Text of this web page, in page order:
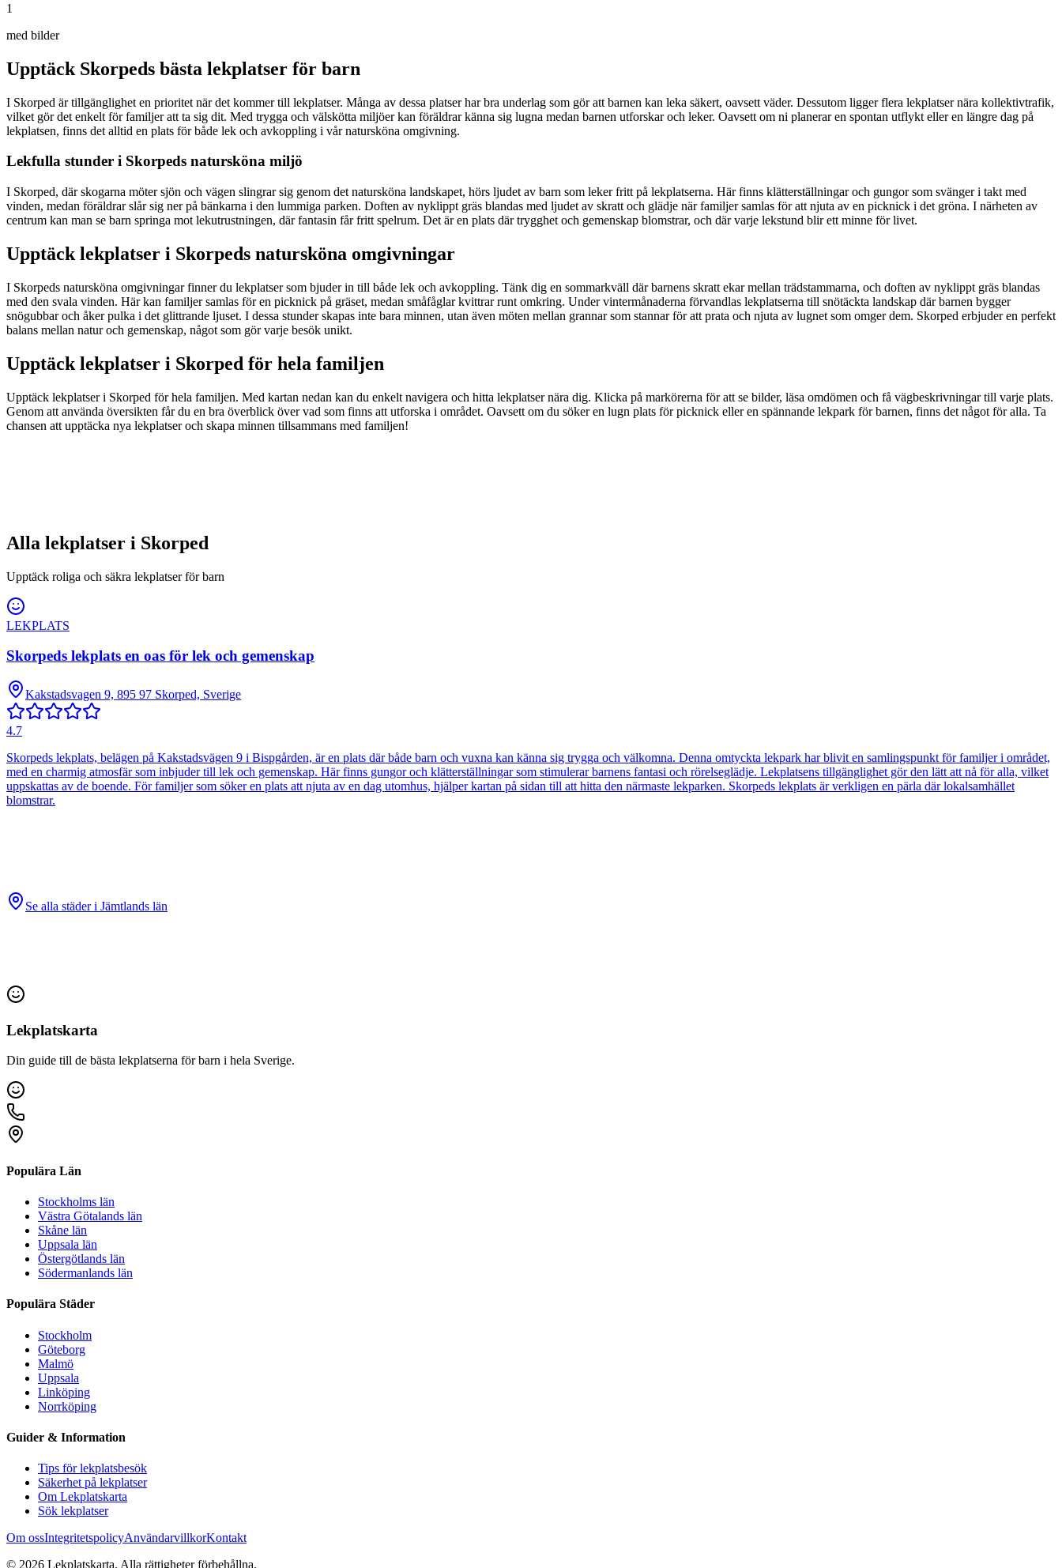
1
med bilder
Upptäck Skorpeds bästa lekplatser för barn
I Skorped är tillgänglighet en prioritet när det kommer till lekplatser. Många av dessa platser har bra underlag som gör att barnen kan leka säkert, oavsett väder. Dessutom ligger flera lekplatser nära kollektivtrafik,
vilket gör det enkelt för familjer att ta sig dit. Med trygga och välskötta miljöer kan föräldrar känna sig lugna medan barnen utforskar och leker. Oavsett om ni planerar en spontan utflykt eller en längre dag på
lekplatsen, finns det alltid en plats för både lek och avkoppling i vår natursköna omgivning.
Lekfulla stunder i Skorpeds natursköna miljö
I Skorped, där skogarna möter sjön och vägen slingrar sig genom det natursköna landskapet, hörs ljudet av barn som leker fritt på lekplatserna. Här finns klätterställningar och gungor som svänger i takt med
vinden, medan föräldrar slår sig ner på bänkarna i den lummiga parken. Doften av nyklippt gräs blandas med ljudet av skratt och glädje när familjer samlas för att njuta av en picknick i det gröna. I närheten av
centrum kan man se barn springa mot lekutrustningen, där fantasin får fritt spelrum. Det är en plats där trygghet och gemenskap blomstrar, och där varje lekstund blir ett minne för livet.
Upptäck lekplatser i Skorpeds natursköna omgivningar
I Skorpeds natursköna omgivningar finner du lekplatser som bjuder in till både lek och avkoppling. Tänk dig en sommarkväll där barnens skratt ekar mellan trädstammarna, och doften av nyklippt gräs blandas
med den svala vinden. Här kan familjer samlas för en picknick på gräset, medan småfåglar kvittrar runt omkring. Under vintermånaderna förvandlas lekplatserna till snötäckta landskap där barnen bygger
snögubbar och åker pulka i det glittrande ljuset. I dessa stunder skapas inte bara minnen, utan även möten mellan grannar som stannar för att prata och njuta av lugnet som omger dem. Skorped erbjuder en perfekt
balans mellan natur och gemenskap, något som gör varje besök unikt.
Upptäck lekplatser i Skorped för hela familjen
Upptäck lekplatser i Skorped för hela familjen. Med kartan nedan kan du enkelt navigera och hitta lekplatser nära dig. Klicka på markörerna för att se bilder, läsa omdömen och få vägbeskrivningar till varje plats.
Genom att använda översikten får du en bra överblick över vad som finns att utforska i området. Oavsett om du söker en lugn plats för picknick eller en spännande lekpark för barnen, finns det något för alla. Ta
chansen att upptäcka nya lekplatser och skapa minnen tillsammans med familjen!
Alla lekplatser i Skorped
Upptäck roliga och säkra lekplatser för barn
LEKPLATS
Skorpeds lekplats en oas för lek och gemenskap
Kakstadsvagen 9, 895 97 Skorped, Sverige
4.7
Skorpeds lekplats, belägen på Kakstadsvägen 9 i Bispgården, är en plats där både barn och vuxna kan känna sig trygga och välkomna. Denna omtyckta lekpark har blivit en samlingspunkt för familjer i området,
med en charmig atmosfär som inbjuder till lek och gemenskap. Här finns gungor och klätterställningar som stimulerar barnens fantasi och rörelseglädje. Lekplatsens tillgänglighet gör den lätt att nå för alla, vilket
uppskattas av de boende. För familjer som söker en plats att njuta av en dag utomhus, hjälper kartan på sidan till att hitta den närmaste lekparken. Skorpeds lekplats är verkligen en pärla där lokalsamhället
blomstrar.
Se alla städer i Jämtlands län
Lekplatskarta
Din guide till de bästa lekplatserna för barn i hela Sverige.
Populära Län
Stockholms län
Västra Götalands län
Skåne län
Uppsala län
Östergötlands län
Södermanlands län
Populära Städer
Stockholm
Göteborg
Malmö
Uppsala
Linköping
Norrköping
Guider & Information
Tips för lekplatsbesök
Säkerhet på lekplatser
Om Lekplatskarta
Sök lekplatser
Om ossIntegritetspolicyAnvändarvillkorKontakt
© 2026 Lekplatskarta. Alla rättigheter förbehållna.